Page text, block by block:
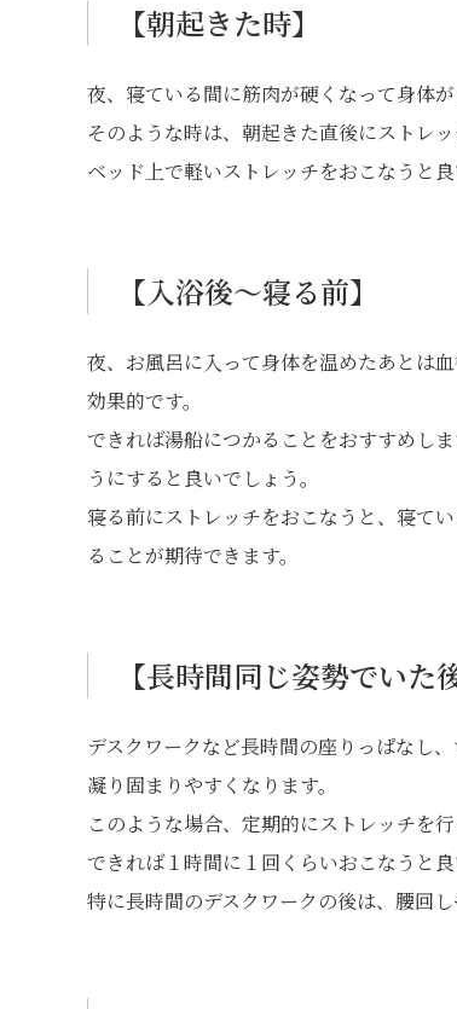
【朝起きた時】
夜、寝ている間に筋肉が硬くなって身体
そのような時は、朝起きた直後にストレ
ベッド上で軽いストレッチをおこなうと良
【入浴後～寝る前】
夜、お風呂に入って身体を温めたあとは
効果的です。
できれば湯船につかることをおすすめし
うにすると良いでしょう。
寝る前にストレッチをおこなうと、寝て
ることが期待できます。
【長時間同じ姿勢でいた
デスクワークなど長時間の座りっぱなし
凝り固まりやすくなります。
このような場合、定期的にストレッチを
できれば１時間に１回くらいおこなうと良
特に長時間のデスクワークの後は、腰回